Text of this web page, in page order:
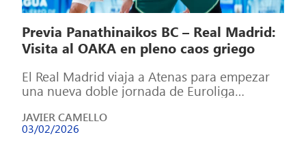
Previa Panathinaikos BC – Real Madrid:
Visita al OAKA en pleno caos griego
El Real Madrid viaja a Atenas para empezar
una nueva doble jornada de Euroliga
JAVIER CAMELLO
03/02/2026